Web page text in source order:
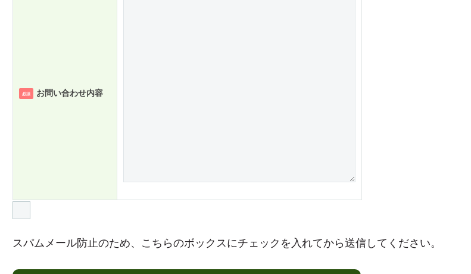
必須 お問い合わせ内容
スパムメール防止のため、こちらのボックスにチェックを入れてから送信してください。